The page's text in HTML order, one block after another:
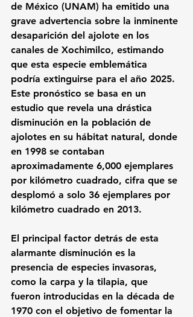
de México (UNAM) ha emitido una
grave advertencia sobre la inminente
desaparición del ajolote en los
canales de Xochimilco, estimando
que esta especie emblemática
podría extinguirse para el año 2025.
Este pronóstico se basa en un
estudio que revela una drástica
disminución en la población de
ajolotes en su hábitat natural, donde
en 1998 se contaban
aproximadamente 6,000 ejemplares
por kilómetro cuadrado, cifra que se
desplomó a solo 36 ejemplares por
kilómetro cuadrado en 2013.
El principal factor detrás de esta
alarmante disminución es la
presencia de especies invasoras,
como la carpa y la tilapia, que
fueron introducidas en la década de
1970 con el objetivo de fomentar la